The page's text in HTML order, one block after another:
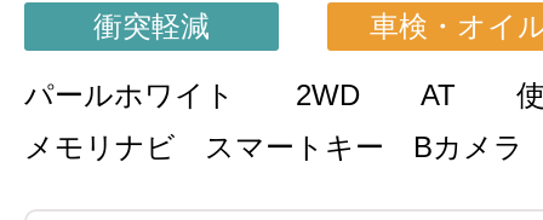
衝突軽減 車検・オイ
パールホワイト 2WD AT
メモリナビ スマートキー Bカメラ